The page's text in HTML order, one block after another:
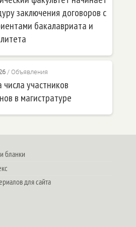
заключения договоров с
бакалавриата и
/ Объявления
участников
в магистратуре
бланки
для сайта